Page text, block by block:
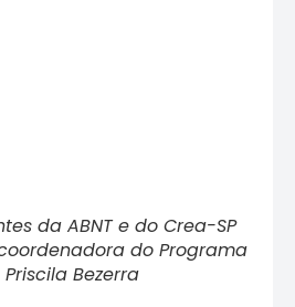
da ABNT e do Crea-SP
do Programa
Priscila Bezerra